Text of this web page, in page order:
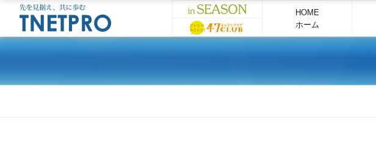
HOME
ホーム